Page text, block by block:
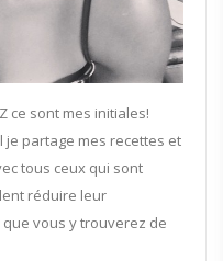
ce sont mes initiales!
je partage mes recettes et
tous ceux qui sont
réduire leur
que vous y trouverez de